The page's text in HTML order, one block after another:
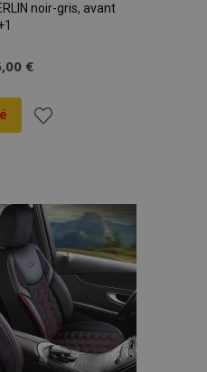
noir-gris, avant
€
liste
d'achats